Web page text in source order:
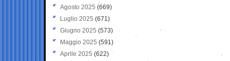
Agosto 2025 (669)
Luglio 2025 (671)
Giugno 2025 (573)
Maggio 2025 (591)
Aprile 2025 (622)